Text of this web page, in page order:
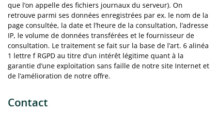
que l’on appelle des fichiers journaux du serveur). On
retrouve parmi ses données enregistrées par ex. le nom de la
page consultée, la date et l’heure de la consultation, l’adresse
IP, le volume de données transférées et le fournisseur de
consultation. Le traitement se fait sur la base de l’art. 6 alinéa
1 lettre f RGPD au titre d’un intérêt légitime quant à la
garantie d’une exploitation sans faille de notre site Internet et
de l’amélioration de notre offre.
Contact